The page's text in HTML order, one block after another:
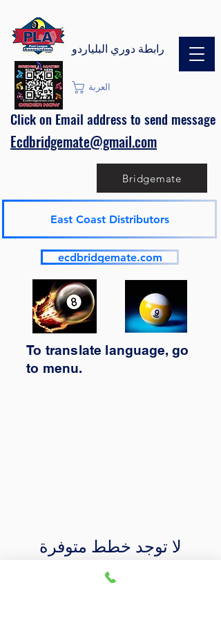
رابطة دوري البلياردو
العربة
Click on Email address to send message
Ecdbridgemate@gmail.com
Bridgemate
East Coast Distributors
ecdbridgemate.com
To translate language, go
to menu.
لا توجد خطط متوفرة
بمجرد توفر خطط للشراء، ستراها